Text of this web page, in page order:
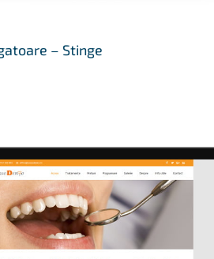
– Stinge